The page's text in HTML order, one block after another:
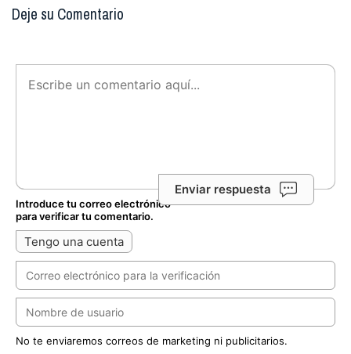
Deje su Comentario
Enviar respuesta
Introduce tu correo electrónico
para verificar tu comentario.
Tengo una cuenta
No te enviaremos correos de marketing ni publicitarios.